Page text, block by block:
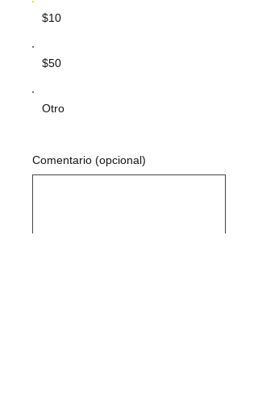
$10
$50
Otro
Comentario (opcional)